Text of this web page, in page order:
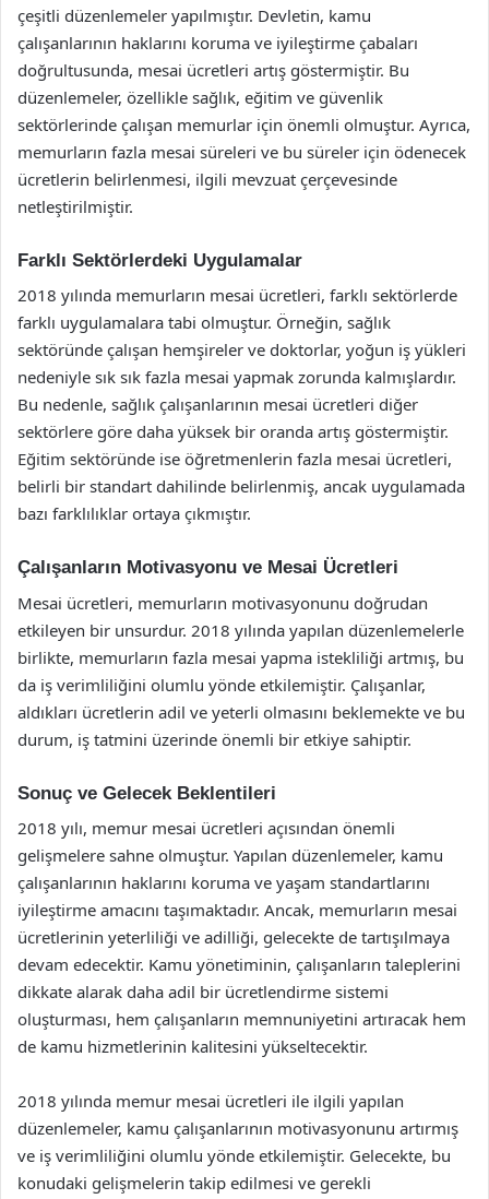
çeşitli düzenlemeler yapılmıştır. Devletin, kamu
çalışanlarının haklarını koruma ve iyileştirme çabaları
doğrultusunda, mesai ücretleri artış göstermiştir. Bu
düzenlemeler, özellikle sağlık, eğitim ve güvenlik
sektörlerinde çalışan memurlar için önemli olmuştur. Ayrıca,
memurların fazla mesai süreleri ve bu süreler için ödenecek
ücretlerin belirlenmesi, ilgili mevzuat çerçevesinde
netleştirilmiştir.
Farklı Sektörlerdeki Uygulamalar
2018 yılında memurların mesai ücretleri, farklı sektörlerde
farklı uygulamalara tabi olmuştur. Örneğin, sağlık
sektöründe çalışan hemşireler ve doktorlar, yoğun iş yükleri
nedeniyle sık sık fazla mesai yapmak zorunda kalmışlardır.
Bu nedenle, sağlık çalışanlarının mesai ücretleri diğer
sektörlere göre daha yüksek bir oranda artış göstermiştir.
Eğitim sektöründe ise öğretmenlerin fazla mesai ücretleri,
belirli bir standart dahilinde belirlenmiş, ancak uygulamada
bazı farklılıklar ortaya çıkmıştır.
Çalışanların Motivasyonu ve Mesai Ücretleri
Mesai ücretleri, memurların motivasyonunu doğrudan
etkileyen bir unsurdur. 2018 yılında yapılan düzenlemelerle
birlikte, memurların fazla mesai yapma istekliliği artmış, bu
da iş verimliliğini olumlu yönde etkilemiştir. Çalışanlar,
aldıkları ücretlerin adil ve yeterli olmasını beklemekte ve bu
durum, iş tatmini üzerinde önemli bir etkiye sahiptir.
Sonuç ve Gelecek Beklentileri
2018 yılı, memur mesai ücretleri açısından önemli
gelişmelere sahne olmuştur. Yapılan düzenlemeler, kamu
çalışanlarının haklarını koruma ve yaşam standartlarını
iyileştirme amacını taşımaktadır. Ancak, memurların mesai
ücretlerinin yeterliliği ve adilliği, gelecekte de tartışılmaya
devam edecektir. Kamu yönetiminin, çalışanların taleplerini
dikkate alarak daha adil bir ücretlendirme sistemi
oluşturması, hem çalışanların memnuniyetini artıracak hem
de kamu hizmetlerinin kalitesini yükseltecektir.
2018 yılında memur mesai ücretleri ile ilgili yapılan
düzenlemeler, kamu çalışanlarının motivasyonunu artırmış
ve iş verimliliğini olumlu yönde etkilemiştir. Gelecekte, bu
konudaki gelişmelerin takip edilmesi ve gerekli